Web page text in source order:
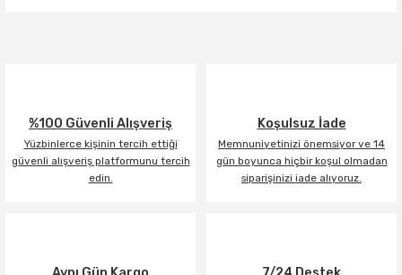
%100 Güvenli Alışveriş
Yüzbinlerce kişinin tercih ettiği
güvenli alışveriş platformunu tercih
edin.
Koşulsuz İade
Memnuniyetinizi önemsiyor ve 14
gün boyunca hiçbir koşul olmadan
siparişinizi iade alıyoruz.